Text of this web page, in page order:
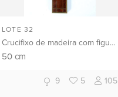
LOTE 32
Crucifixo de madeira com figura
de Cristo ricamente esculpida
coroa de espinhos). Desgas...
50cm
9 5 105